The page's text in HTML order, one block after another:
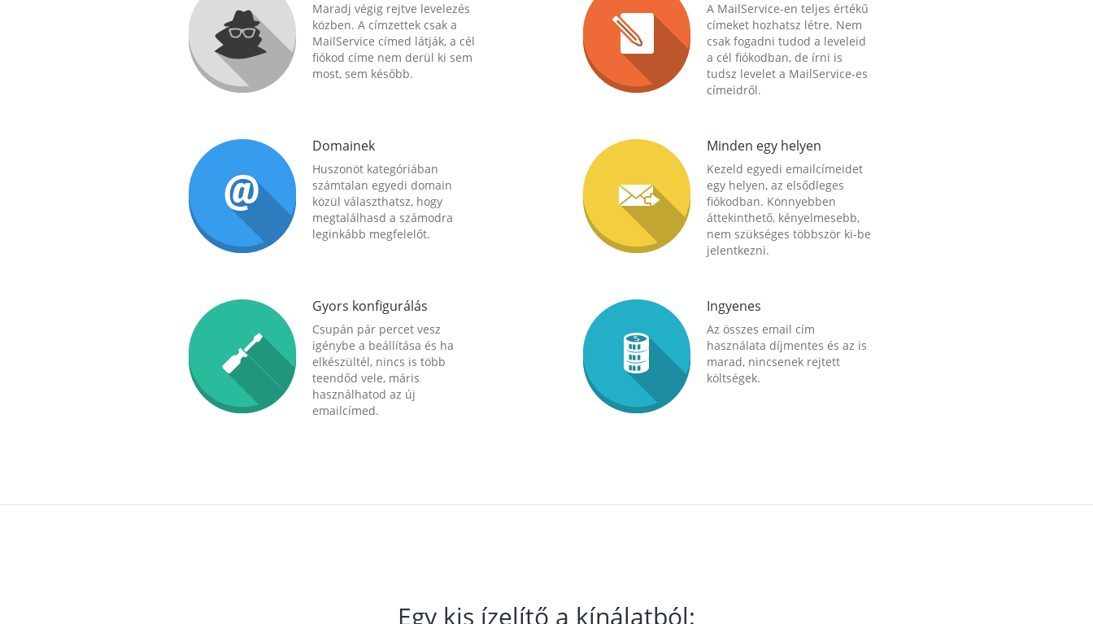
Maradj végig rejtve levelezés
közben. A címzettek csak a
MailService címed látják, a cél
fiókod címe nem derül ki sem
most, sem később.
A MailService-en teljes értékű
címeket hozhatsz létre. Nem
csak fogadni tudod a leveleid
a cél fiókodban, de írni is
tudsz levelet a MailService-es
címeidről.
Domainek
Huszonöt kategóriában
számtalan egyedi domain
közül választhatsz, hogy
megtalálhasd a számodra
leginkább megfelelőt.
Minden egy helyen
Kezeld egyedi emailcímeidet
egy helyen, az elsődleges
fiókodban. Könnyebben
áttekinthető, kényelmesebb,
nem szükséges többször ki-be
jelentkezni.
Gyors konfigurálás
Csupán pár percet vesz
igénybe a beállítása és ha
elkészültél, nincs is több
teendőd vele, máris
használhatod az új
emailcímed.
Ingyenes
Az összes email cím
használata díjmentes és az is
marad, nincsenek rejtett
költségek.
Egy kis ízelítő a kínálatból: